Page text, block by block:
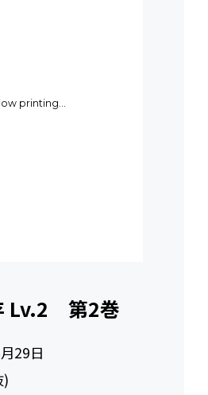
printing...
Lv.2 第2巻
29日
)